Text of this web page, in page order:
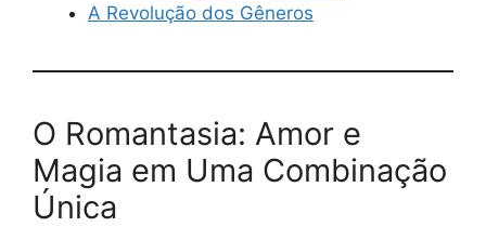
A Revolução dos Gêneros
O Romantasia: Amor e
Magia em Uma Combinação
Única